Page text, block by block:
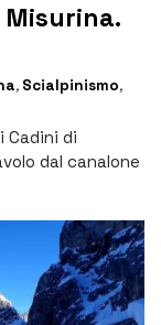
, Scialpinismo,
Cadini di
dal canalone